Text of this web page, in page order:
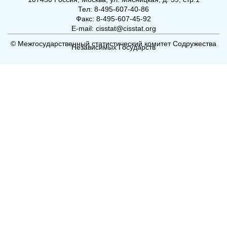
Тел: 8-495-607-40-86
Факс: 8-495-607-45-92
E-mail: cisstat@cisstat.org
© Межгосударственный статистический комитет Содружества
Независимых Государств